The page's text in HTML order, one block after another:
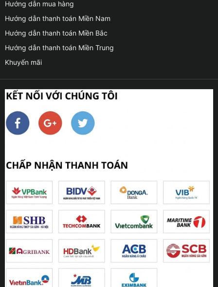
Hướng dẫn mua hàng
Hướng dẫn thanh toán Miền Nam
Hướng dẫn thanh toán Miền Bắc
Hướng dẫn thanh toán Miền Trung
Khuyến mãi